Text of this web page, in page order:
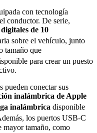
con tecnología
conductor. De serie,
de 10
sobre el vehículo, junto
tamaño que
para crear un puesto
pueden conectar sus
inalámbrica de Apple
inalámbrica disponible
los puertos USB-C
mayor tamaño, como